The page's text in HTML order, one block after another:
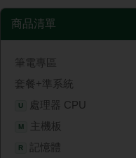
商品清單
筆電專區
套餐+準系統
U 處理器 CPU
M 主機板
R 記憶體